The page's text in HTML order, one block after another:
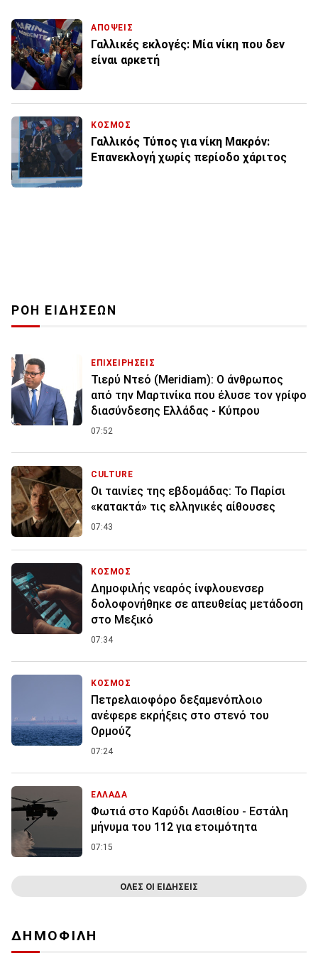
ΑΠΟΨΕΙΣ
Γαλλικές εκλογές: Μία νίκη που δεν
είναι αρκετή
ΚΟΣΜΟΣ
Γαλλικός Τύπος για νίκη Μακρόν:
Επανεκλογή χωρίς περίοδο χάριτος
ΡΟΗ ΕΙΔΗΣΕΩΝ
ΕΠΙΧΕΙΡΗΣΕΙΣ
Τιερύ Ντεό (Meridiam): Ο άνθρωπος
από την Μαρτινίκα που έλυσε τον γρίφο
διασύνδεσης Ελλάδας - Κύπρου
07:52
CULTURE
Οι ταινίες της εβδομάδας: Το Παρίσι
«κατακτά» τις ελληνικές αίθουσες
07:43
ΚΟΣΜΟΣ
Δημοφιλής νεαρός ίνφλουενσερ
δολοφονήθηκε σε απευθείας μετάδοση
στο Μεξικό
07:34
ΚΟΣΜΟΣ
Πετρελαιοφόρο δεξαμενόπλοιο
ανέφερε εκρήξεις στο στενό του
Ορμούζ
07:24
ΕΛΛΑΔΑ
Φωτιά στο Καρύδι Λασιθίου - Εστάλη
μήνυμα του 112 για ετοιμότητα
07:15
ΟΛΕΣ ΟΙ ΕΙΔΗΣΕΙΣ
ΔΗΜΟΦΙΛΗ